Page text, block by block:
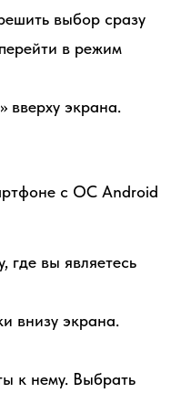
выбор сразу
в режим
вверху экрана.
с ОС Android
где вы являетесь
внизу экрана.
к нему. Выбрать